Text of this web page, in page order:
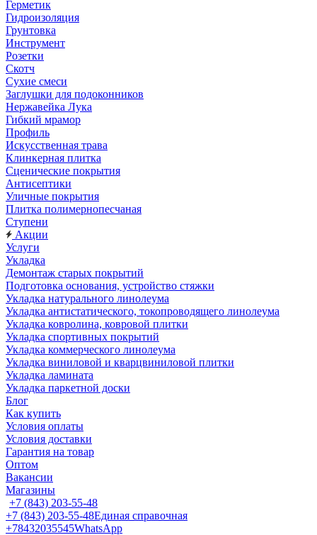
Герметик
Гидроизоляция
Грунтовка
Инструмент
Розетки
Скотч
Сухие смеси
Заглушки для подоконников
Нержавейка Лука
Гибкий мрамор
Профиль
Искусственная трава
Клинкерная плитка
Сценические покрытия
Антисептики
Уличные покрытия
Плитка полимернопесчаная
Ступени
Акции
Услуги
Укладка
Демонтаж старых покрытий
Подготовка основания, устройство стяжки
Укладка натурального линолеума
Укладка антистатического, токопроводящего линолеума
Укладка ковролина, ковровой плитки
Укладка спортивных покрытий
Укладка коммерческого линолеума
Укладка виниловой и кварцвиниловой плитки
Укладка ламината
Укладка паркетной доски
Блог
Как купить
Условия оплаты
Условия доставки
Гарантия на товар
Оптом
Вакансии
Магазины
+7 (843) 203-55-48
+7 (843) 203-55-48Единая справочная
+78432035545WhatsApp